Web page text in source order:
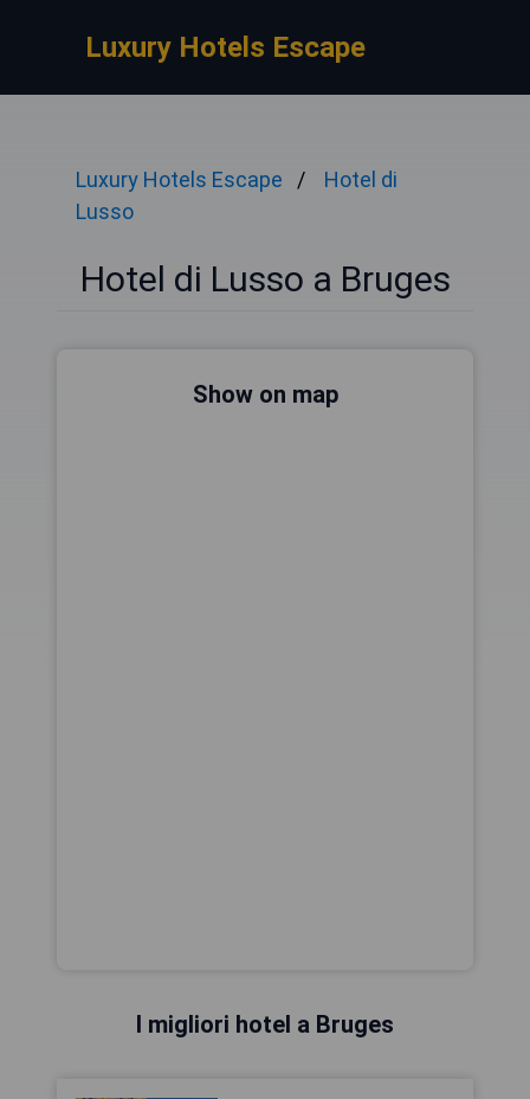
Luxury Hotels Escape
Luxury Hotels Escape
Hotel di
Lusso
Hotel di Lusso a Bruges
Show on map
I migliori hotel a Bruges